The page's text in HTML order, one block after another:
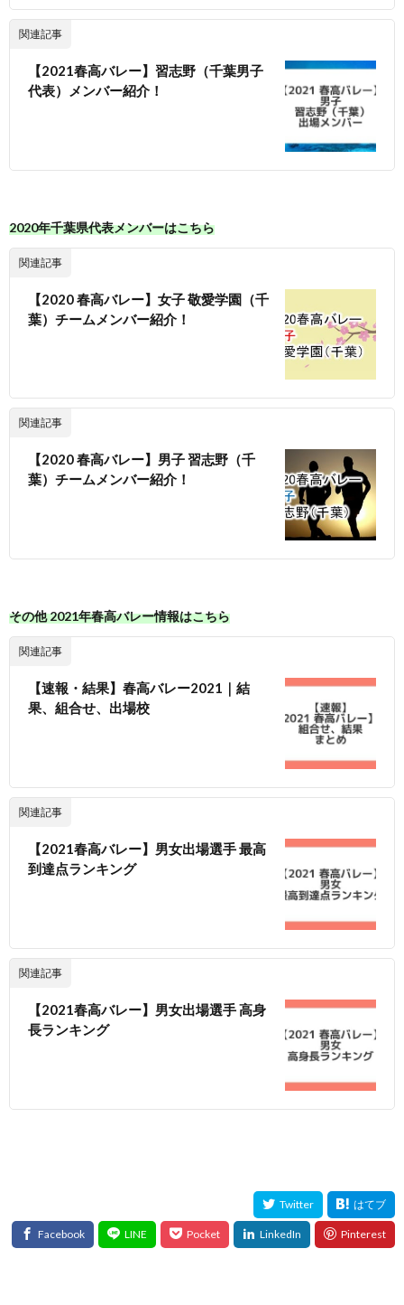
関連記事
【2021春高バレー】習志野（千葉男子
代表）メンバー紹介！
2020年千葉県代表メンバーはこちら
関連記事
【2020 春高バレー】女子 敬愛学園（千
葉）チームメンバー紹介！
関連記事
【2020 春高バレー】男子 習志野（千
葉）チームメンバー紹介！
その他 2021年春高バレー情報はこちら
関連記事
【速報・結果】春高バレー2021｜結
果、組合せ、出場校
関連記事
【2021春高バレー】男女出場選手 最高
到達点ランキング
関連記事
【2021春高バレー】男女出場選手 高身
長ランキング